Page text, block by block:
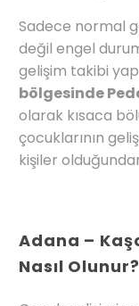
Sadece normal
değil engel
gelişim takibi
bölgesinde
olarak kısaca
çocuklarının
kişiler
Adana –
Nasıl Olunur?